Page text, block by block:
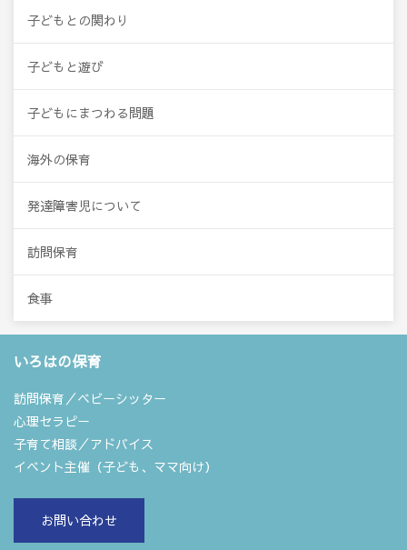
子どもとの関わり
子どもと遊び
子どもにまつわる問題
海外の保育
発達障害児について
訪問保育
食事
いろはの保育
訪問保育／ベビーシッター
心理セラピー
子育て相談／アドバイス
イベント主催（子ども、ママ向け）
お問い合わせ